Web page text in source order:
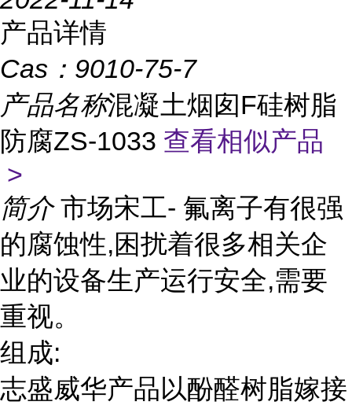
产品详情
Cas： 9010-75-7
产品名称混凝土烟囱F硅树脂
防腐ZS-1033 查看相似产品
>
简介 市场宋工- 氟离子有很强
的腐蚀性,困扰着很多相关企
业的设备生产运行安全,需要
重视。
组成:
志盛威华产品以酚醛树脂嫁接